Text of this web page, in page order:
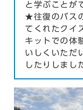
と学ぶことが
★往復のバス
てくれたクイ
キットでの体
いしくいただ
したりしまし